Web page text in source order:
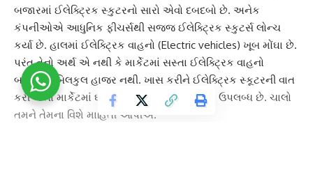
બજારમાં ઈલેક્ટ્રિક સ્કુટરનો સારો એવો દબદબો છે. અનેક
કંપનીઓએ આધુનિક ફીચર્સથી સજ્જ ઈલેક્ટ્રિક સ્કુટર્સ લોન્ચ
કર્યા છે. હાલમાં ઈલેક્ટ્રિક વાહનો (Electric vehicles) ખૂબ મોંઘા છે.
પરંતુ તેનો અર્થ એ નથી કે માર્કેટમાં સસ્તા ઈલેક્ટ્રિક વાહનો
બજારમાં બિલકુલ હાજર નથી. ખાસ કરીને ઈલેક્ટ્રિક સ્કૂટરની વાત
કરીએ તો માર્કેટમાં ઘણા સસ્તાઈલેક્ટ્રિક સ્કૂટર
ઉપલબ્ધ છે. ચાલો
તમને તેમના વિશે માહિતી આપીએ.